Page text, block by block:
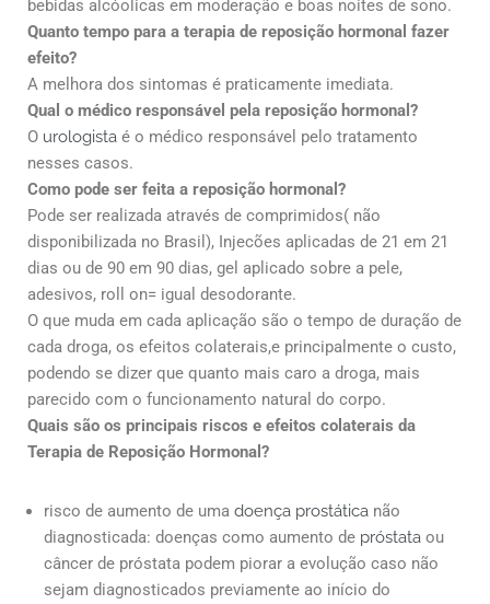
bebidas alcóolicas em moderação e boas noites de sono.
Quanto tempo para a terapia de reposição hormonal fazer
efeito?
A melhora dos sintomas é praticamente imediata.
Qual o médico responsável pela reposição hormonal?
O urologista é o médico responsável pelo tratamento
nesses casos.
Como pode ser feita a reposição hormonal?
Pode ser realizada através de comprimidos( não
disponibilizada no Brasil), Injecões aplicadas de 21 em 21
dias ou de 90 em 90 dias, gel aplicado sobre a pele,
adesivos, roll on= igual desodorante.
O que muda em cada aplicação são o tempo de duração de
cada droga, os efeitos colaterais,e principalmente o custo,
podendo se dizer que quanto mais caro a droga, mais
parecido com o funcionamento natural do corpo.
Quais são os principais riscos e efeitos colaterais da
Terapia de Reposição Hormonal?
risco de aumento de uma doença prostática não
diagnosticada: doenças como aumento de próstata ou
câncer de próstata podem piorar a evolução caso não
sejam diagnosticados previamente ao início do